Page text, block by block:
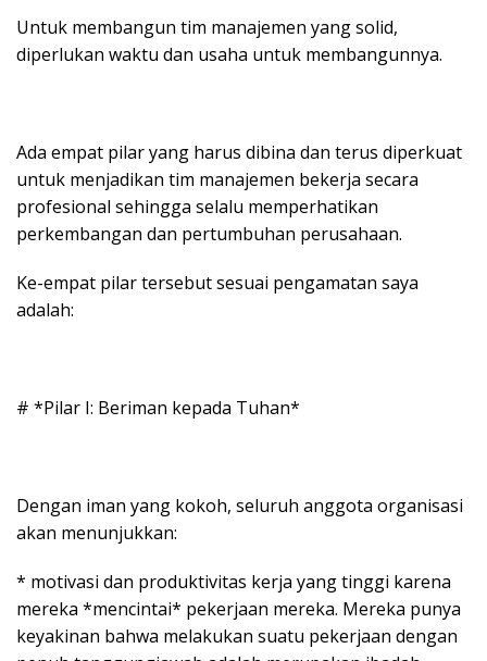
Untuk membangun tim manajemen yang solid,
diperlukan waktu dan usaha untuk membangunnya.
Ada empat pilar yang harus dibina dan terus diperkuat
untuk menjadikan tim manajemen bekerja secara
profesional sehingga selalu memperhatikan
perkembangan dan pertumbuhan perusahaan.
Ke-empat pilar tersebut sesuai pengamatan saya
adalah:
# *Pilar I: Beriman kepada Tuhan*
Dengan iman yang kokoh, seluruh anggota organisasi
akan menunjukkan:
* motivasi dan produktivitas kerja yang tinggi karena
mereka *mencintai* pekerjaan mereka. Mereka punya
keyakinan bahwa melakukan suatu pekerjaan dengan